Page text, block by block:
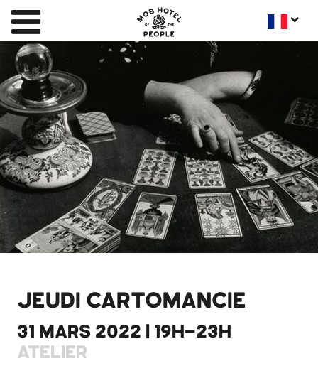
JEUDI CARTOMANCIE
31 MARS 2022 | 19H-23H
ATELIER